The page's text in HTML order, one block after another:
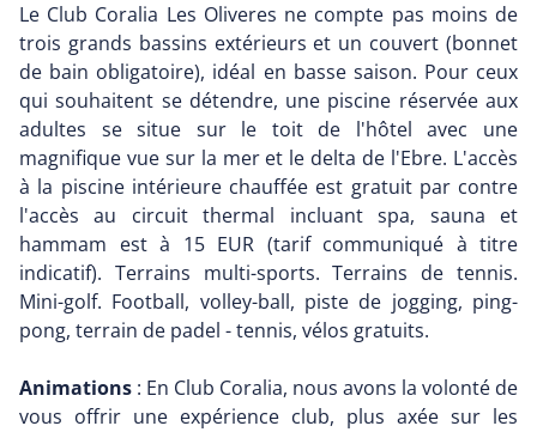
Le Club Coralia Les Oliveres ne compte pas moins de
trois grands bassins extérieurs et un couvert (bonnet
de bain obligatoire), idéal en basse saison. Pour ceux
qui souhaitent se détendre, une piscine réservée aux
adultes se situe sur le toit de l'hôtel avec une
magnifique vue sur la mer et le delta de l'Ebre. L'accès
à la piscine intérieure chauffée est gratuit par contre
l'accès au circuit thermal incluant spa, sauna et
hammam est à 15 EUR (tarif communiqué à titre
indicatif). Terrains multi-sports. Terrains de tennis.
Mini-golf. Football, volley-ball, piste de jogging, ping-
pong, terrain de padel - tennis, vélos gratuits.
Animations : En Club Coralia, nous avons la volonté de
vous offrir une expérience club, plus axée sur les